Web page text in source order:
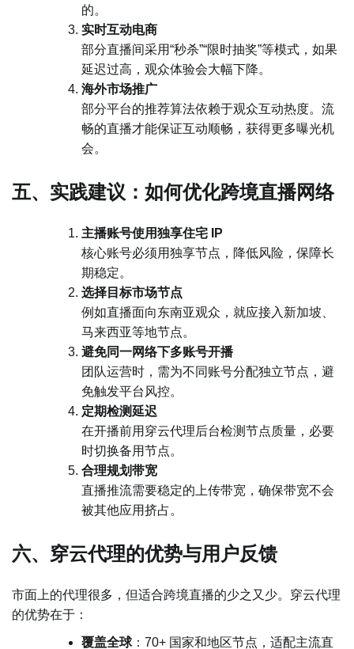
的。
实时互动电商
部分直播间采用“秒杀”“限时抽奖”等模式，如果
延迟过高，观众体验会大幅下降。
海外市场推广
部分平台的推荐算法依赖于观众互动热度。流
畅的直播才能保证互动顺畅，获得更多曝光机
会。
五、实践建议：如何优化跨境直播网络
主播账号使用独享住宅 IP
核心账号必须用独享节点，降低风险，保障长
期稳定。
选择目标市场节点
例如直播面向东南亚观众，就应接入新加坡、
马来西亚等地节点。
避免同一网络下多账号开播
团队运营时，需为不同账号分配独立节点，避
免触发平台风控。
定期检测延迟
在开播前用穿云代理后台检测节点质量，必要
时切换备用节点。
合理规划带宽
直播推流需要稳定的上传带宽，确保带宽不会
被其他应用挤占。
六、穿云代理的优势与用户反馈
市面上的代理很多，但适合跨境直播的少之又少。穿云代理
的优势在于：
覆盖全球：70+ 国家和地区节点，适配主流直